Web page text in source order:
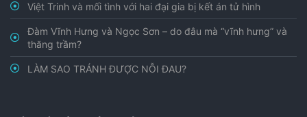
Việt Trinh và mối tình với hai đại gia bị kết án tử hình
Đàm Vĩnh Hưng và Ngọc Sơn – do đâu mà “vĩnh hưng” và
thăng trầm?
LÀM SAO TRÁNH ĐƯỢC NỖI ĐAU?